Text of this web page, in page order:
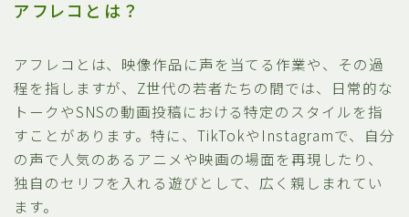
日常でよく聞く流行語
略語・造語
アフレコとは？
アフレコとは、映像作品に声を当てる作業や、その過
程を指しますが、Z世代の若者たちの間では、日常的な
トークやSNSの動画投稿における特定のスタイルを指
すことがあります。特に、TikTokやInstagramで、自分
の声で人気のあるアニメや映画の場面を再現したり、
独自のセリフを入れる遊びとして、広く親しまれてい
ます。